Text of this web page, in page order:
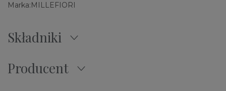
Marka:MILLEFIORI
Składniki
Producent